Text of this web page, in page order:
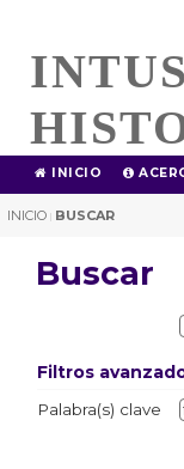
INICIO
INICIO | BUSCAR
Buscar
Filtros
Palabra(s) clave